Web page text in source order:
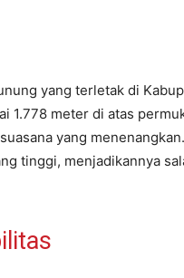
yang terletak di
1.778 meter di atas
yang
tinggi, menjadikannya